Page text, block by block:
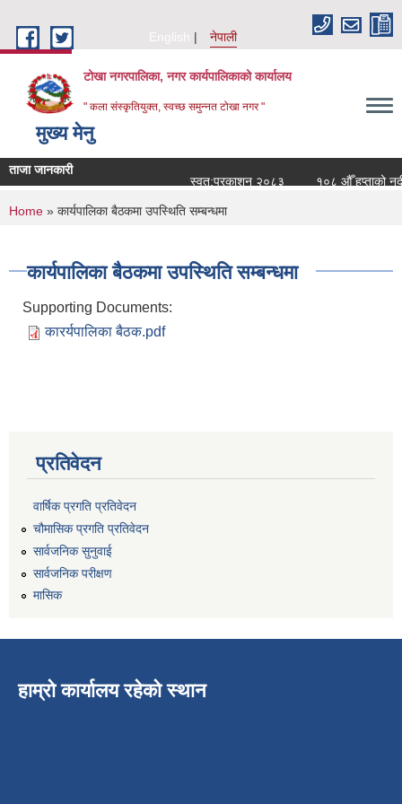
English
नेपाली
टोखा नगरपालिका, नगर कार्यपालिकाको कार्यालय
" कला संस्कृतियुक्त, स्वच्छ समुन्‍नत टोखा नगर "
मुख्य मेनु
ताजा जानकारी
स्वत:प्रकाशन २०८३
१०८ औँ हप्ताको
You are here
Home » कार्यपालिका बैठकमा उपस्थिति सम्बन्धमा
कार्यपालिका बैठकमा उपस्थिति सम्बन्धमा
Supporting Documents:
कारर्यपालिका बैठक.pdf
प्रतिवेदन
वार्षिक प्रगति प्रतिवेदन
चौमासिक प्रगति प्रतिवेदन
सार्वजनिक सुनुवाई
सार्वजनिक परीक्षण
मासिक
हाम्रो कार्यालय रहेको स्थान